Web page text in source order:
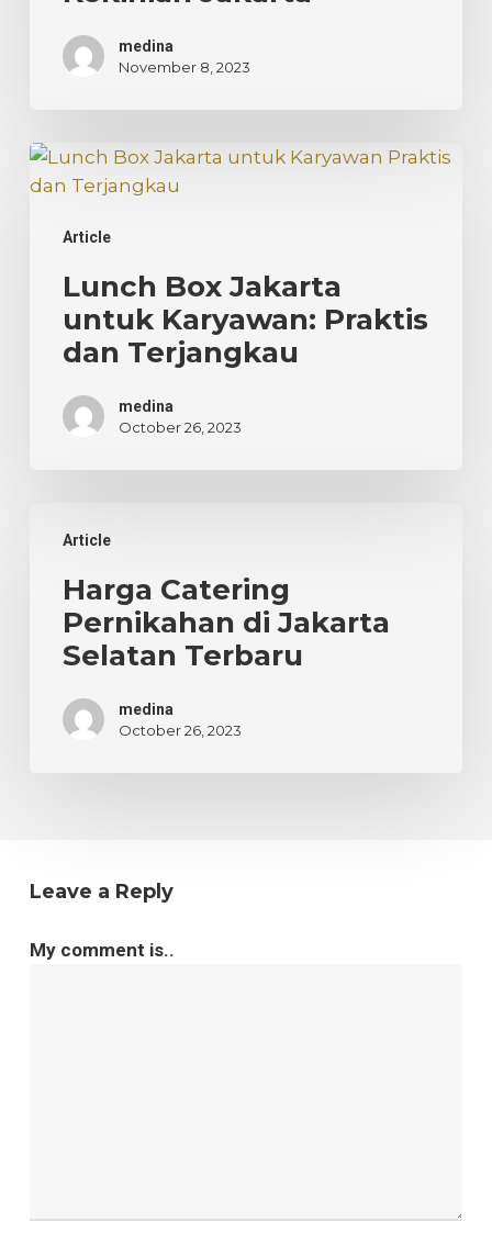
medina
November 8, 2023
Article
Lunch
Box
untuk
Praktis
dan
Terjangkau
Lunch Box Jakarta
untuk Karyawan: Praktis
dan Terjangkau
medina
October 26, 2023
Article
Catering
Jakarta
Selatan
Harga Catering
Pernikahan di Jakarta
Selatan Terbaru
medina
October 26, 2023
Leave a Reply
My comment is..